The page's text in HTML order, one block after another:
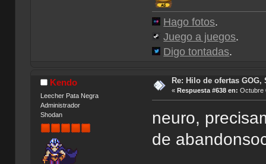
Hago fotos.
Juego a juegos.
Digo tontadas.
Kendo
Leecher Pata Negra
Administrador
Shodan
Re: Hilo de ofertas GOG,
« Respuesta #638 en: Octubre
neuro,
de